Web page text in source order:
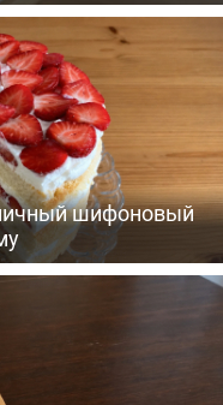
шифоновый